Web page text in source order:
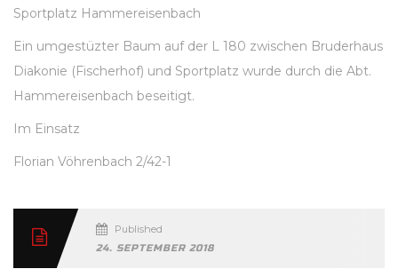
Sportplatz Hammereisenbach
Ein umgestüzter Baum auf der L 180 zwischen Bruderhaus
Diakonie (Fischerhof) und Sportplatz wurde durch die Abt.
Hammereisenbach beseitigt.
Im Einsatz
Florian Vöhrenbach 2/42-1
Published
24. SEPTEMBER 2018